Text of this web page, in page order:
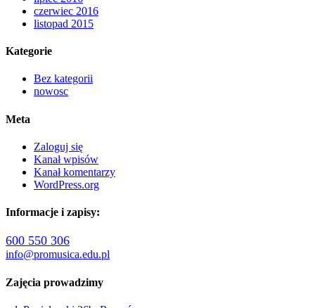
czerwiec 2016
listopad 2015
Kategorie
Bez kategorii
nowosc
Meta
Zaloguj się
Kanał wpisów
Kanał komentarzy
WordPress.org
Informacje i zapisy:
600 550 306
info@promusica.edu.pl
Zajęcia prowadzimy